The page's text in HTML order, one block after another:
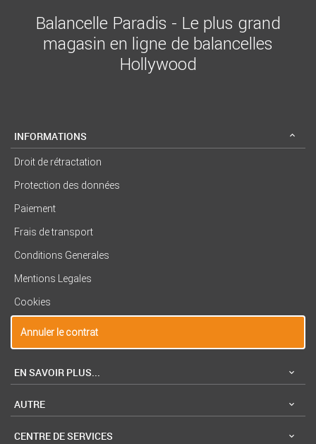
Balancelle Paradis - Le plus grand
magasin en ligne de balancelles
Hollywood
INFORMATIONS
Droit de rétractation
Protection des données
Paiement
Frais de transport
Conditions Generales
Mentions Legales
Cookies
Annuler le contrat
EN SAVOIR PLUS...
AUTRE
CENTRE DE SERVICES